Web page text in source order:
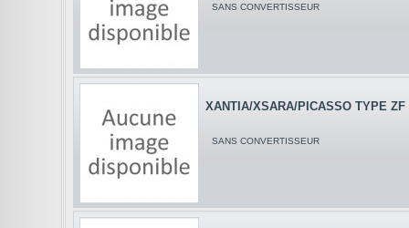
SANS CONVERTISSEUR
XANTIA/XSARA/PICASSO TYPE ZF
SANS CONVERTISSEUR